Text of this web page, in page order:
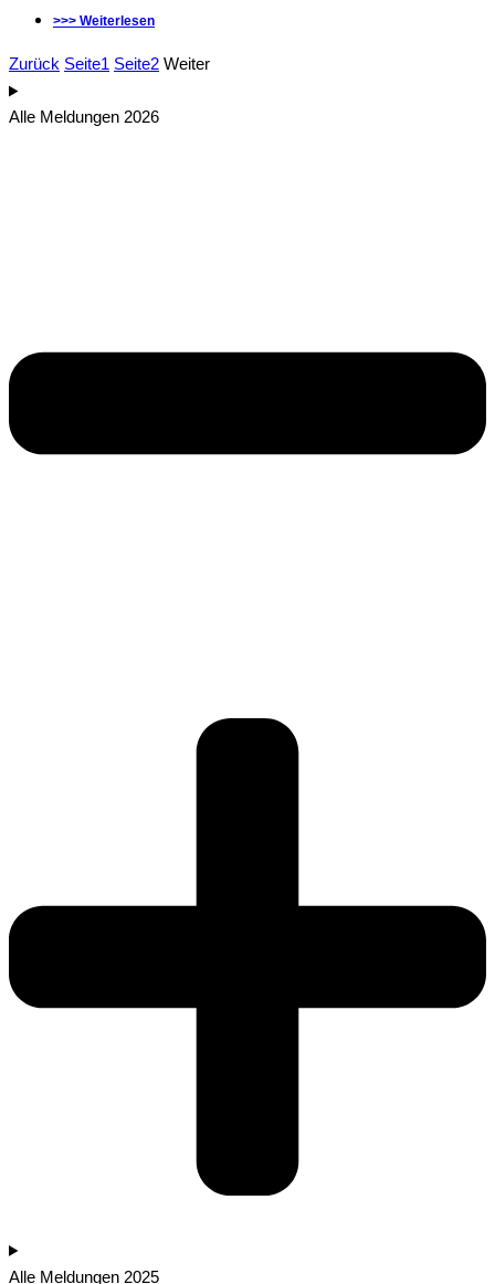
>>> Weiterlesen
Zurück Seite1 Seite2 Weiter
Alle Meldungen 2026
Alle Meldungen 2025